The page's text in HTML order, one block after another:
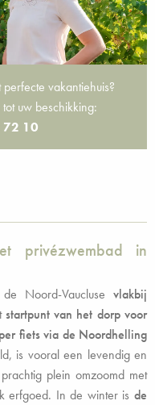
vakantiehuis?
uw beschikking:
72 10
privézwembad in
Noord-Vauclusevlakbij
startpunt van het dorp voor
fiets via de Noordhelling
is vooral een levendig en
plein omzoomd met
erfgoed. In de winter is de